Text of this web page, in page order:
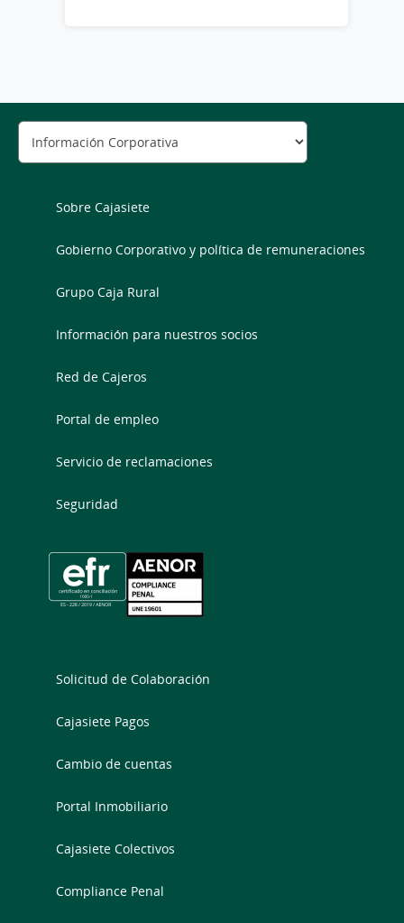
Sobre Cajasiete
Gobierno Corporativo y política de remuneraciones
Grupo Caja Rural
Información para nuestros socios
Red de Cajeros
Portal de empleo
Servicio de reclamaciones
Seguridad
Solicitud de Colaboración
Cajasiete Pagos
Cambio de cuentas
Portal Inmobiliario
Cajasiete Colectivos
Compliance Penal